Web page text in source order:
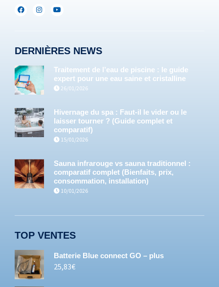
DERNIÈRES NEWS
Traitement de l’eau de piscine : le guide
expert pour une eau saine et cristalline
26/01/2026
Hivernage du spa : Faut-il le vider ou le
laisser tourner ? (Guide complet et
comparatif)
15/01/2026
Sauna infrarouge vs sauna traditionnel :
comparatif complet (Bienfaits, prix,
consommation, installation)
10/01/2026
TOP VENTES
Batterie Blue connect GO – plus
25,83€